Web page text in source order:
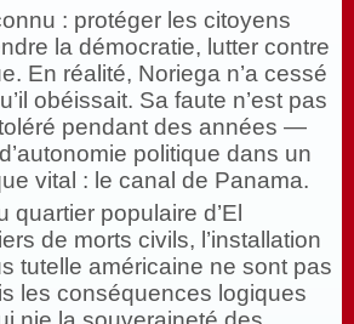
: protéger les citoyens
la démocratie, lutter contre
En réalité, Noriega n’a cessé
obéissait. Sa faute n’est pas
pendant des années —
politique dans un
vital : le canal de Panama.
quartier populaire d’El
de morts civils, l’installation
tutelle américaine ne sont pas
les conséquences logiques